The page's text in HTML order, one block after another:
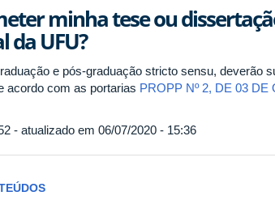
minha tese ou
da UFU?
e pós-graduação stricto sensu, deverão
acordo com as portarias PROPP Nº 2, DE 03 DE
- atualizado em 06/07/2020 - 15:36